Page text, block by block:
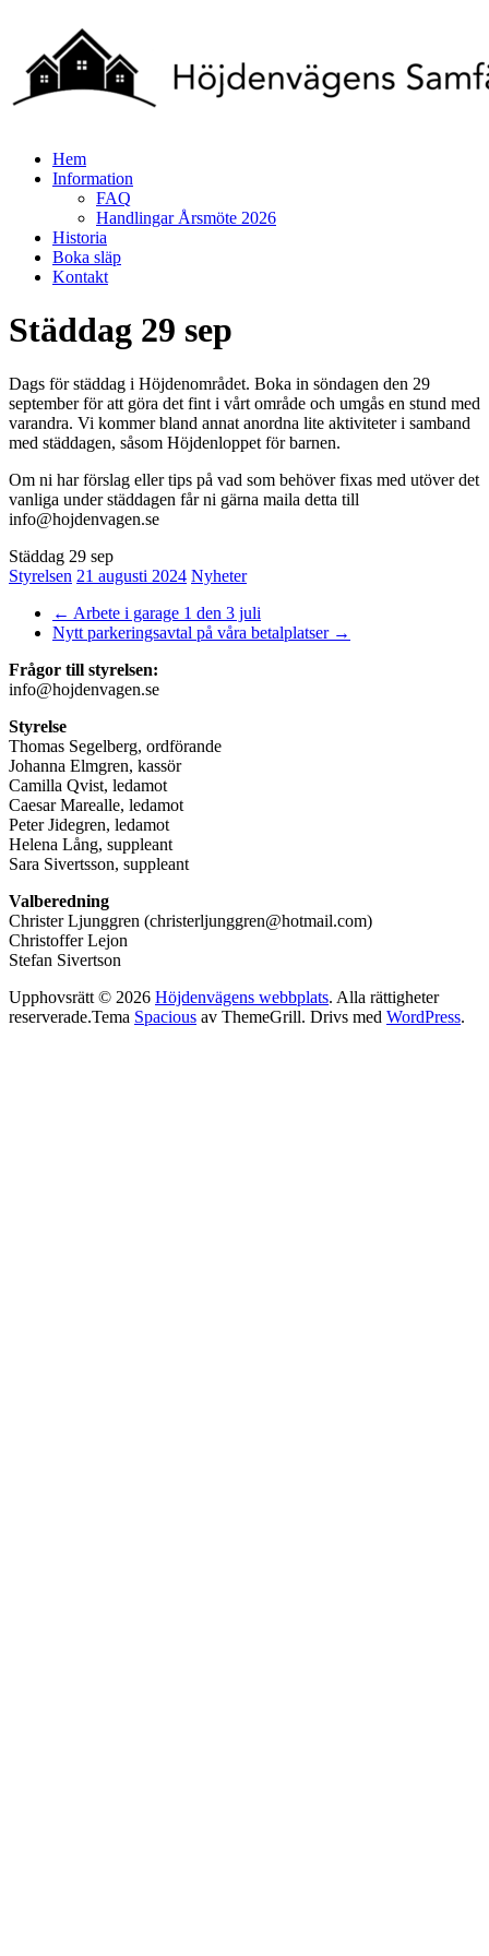
innehåll
Höjdenvägens
webbplats
Höjdenvägen
Meny
Hem
Information
FAQ
Handlingar Årsmöte 2026
Historia
Boka släp
Kontakt
Städdag 29 sep
Dags för städdag i Höjdenområdet. Boka in söndagen den 29
september för att göra det fint i vårt område och umgås en stund med
varandra. Vi kommer bland annat anordna lite aktiviteter i samband
med städdagen, såsom Höjdenloppet för barnen.
Om ni har förslag eller tips på vad som behöver fixas med utöver det
vanliga under städdagen får ni gärna maila detta till
info@hojdenvagen.se
Städdag 29 sep
Styrelsen 21 augusti 2024 Nyheter
← Arbete i garage 1 den 3 juli
Nytt parkeringsavtal på våra betalplatser →
Frågor till styrelsen:
info@hojdenvagen.se
Styrelse
Thomas Segelberg, ordförande
Johanna Elmgren, kassör
Camilla Qvist, ledamot
Caesar Marealle, ledamot
Peter Jidegren, ledamot
Helena Lång, suppleant
Sara Sivertsson, suppleant
Valberedning
Christer Ljunggren (christerljunggren@hotmail.com)
Christoffer Lejon
Stefan Sivertson
Upphovsrätt © 2026 Höjdenvägens webbplats. Alla rättigheter
reserverade.Tema Spacious av ThemeGrill. Drivs med WordPress.